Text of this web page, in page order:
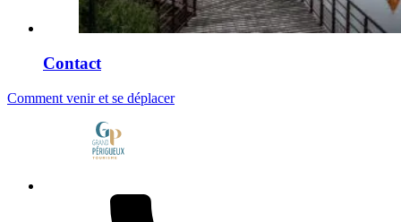
Contact
Comment venir et se déplacer